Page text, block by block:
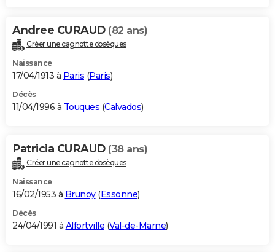
Andree CURAUD (82 ans)
Créer une cagnotte obsèques
Naissance
17/04/1913 à Paris (Paris)
Décès
11/04/1996 à Touques (Calvados)
Patricia CURAUD (38 ans)
Créer une cagnotte obsèques
Naissance
16/02/1953 à Brunoy(Essonne)
Décès
24/04/1991 à Alfortville (Val-de-Marne)